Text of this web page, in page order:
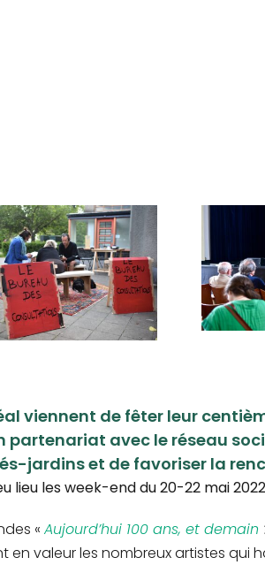
viennent de fêter leur
partenariat avec le réseau
jardins et de favoriser la
lieu les week-end du 20-22 mai
« Aujourd’hui 100 ans, et demain
en valeur les nombreux artistes qui